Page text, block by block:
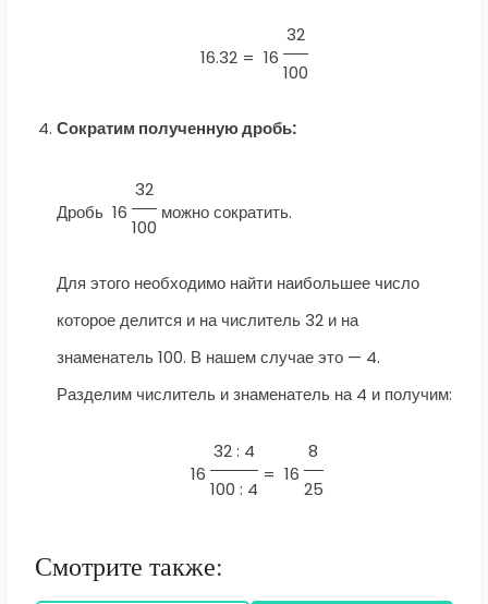
16.32 = 16
32
100
Сократим полученную дробь:
Дробь 16
32
100
можно сократить.
Для этого необходимо найти наибольшее число
которое делится и на числитель 32 и на
знаменатель 100. В нашем случае это — 4.
Разделим числитель и знаменатель на 4 и получим:
16
32 : 4
100 : 4
= 16
8
25
Смотрите также: